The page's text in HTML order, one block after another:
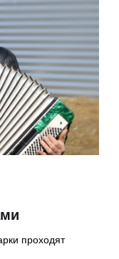
проходят